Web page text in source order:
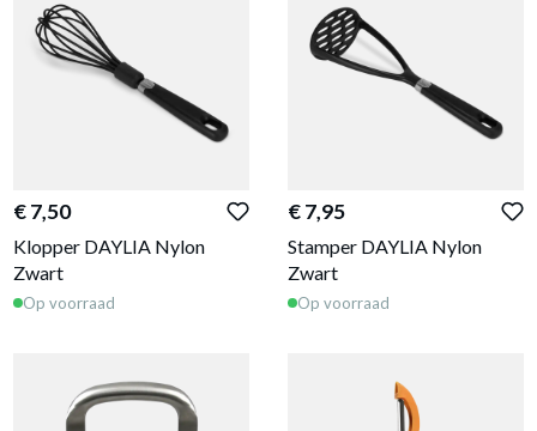
€ 7,50
Klopper DAYLIA Nylon
Zwart
Op voorraad
€ 7,95
Stamper DAYLIA Nylon
Zwart
Op voorraad